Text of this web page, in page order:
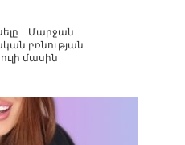
Մարջան
բռնության
մասին